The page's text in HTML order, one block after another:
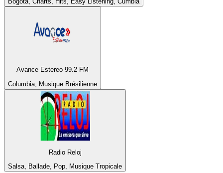
Avance Estereo 99.2 FM
Columbia, Musique Brésilienne
Radio Reloj
Salsa, Ballade, Pop, Musique Tropicale